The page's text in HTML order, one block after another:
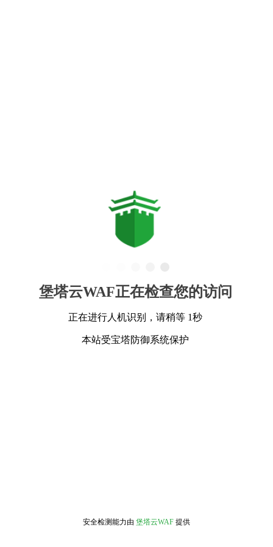
堡塔云WAF正在检查您的访问
正在进行人机识别，请稍等 1秒
本站受宝塔防御系统保护
安全检测能力由 堡塔云WAF 提供